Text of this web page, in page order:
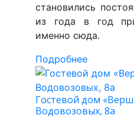
становились
из года в год
именно сюда.
Подробнее
Гостевой дом
Водовозовых, 8а